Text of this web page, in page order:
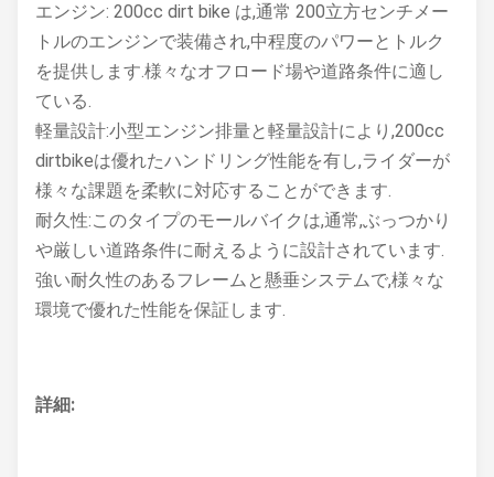
エンジン: 200cc dirt bike は,通常 200立方センチメー
トルのエンジンで装備され,中程度のパワーとトルク
を提供します.様々なオフロード場や道路条件に適し
ている.
軽量設計:小型エンジン排量と軽量設計により,200cc
dirtbikeは優れたハンドリング性能を有し,ライダーが
様々な課題を柔軟に対応することができます.
耐久性:このタイプのモールバイクは,通常,ぶっつかり
や厳しい道路条件に耐えるように設計されています.
強い耐久性のあるフレームと懸垂システムで,様々な
環境で優れた性能を保証します.
詳細: